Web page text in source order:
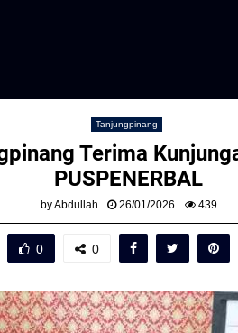
Tanjungpinang
Terima
PUSPENERBAL
byAbdullah 26/01/2026 439
0 0